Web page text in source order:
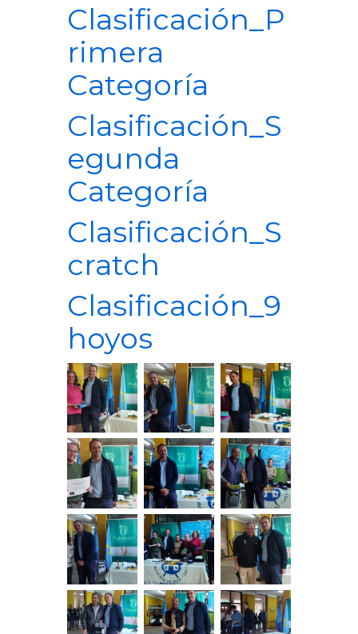
Clasificación_P
rimera
Categoría
Clasificación_S
egunda
Categoría
Clasificación_S
cratch
Clasificación_9
hoyos